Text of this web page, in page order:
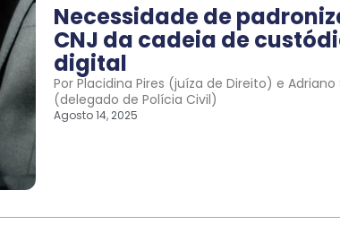
Necessidade de
CNJ da cadeia de
digital
Por Placidina Pires (juíza de Direito) e Adriano
(delegado de Polícia Civil)
Agosto 14, 2025